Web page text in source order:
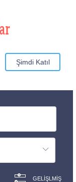
Şimdi Katıl
GELIŞLMIŞ